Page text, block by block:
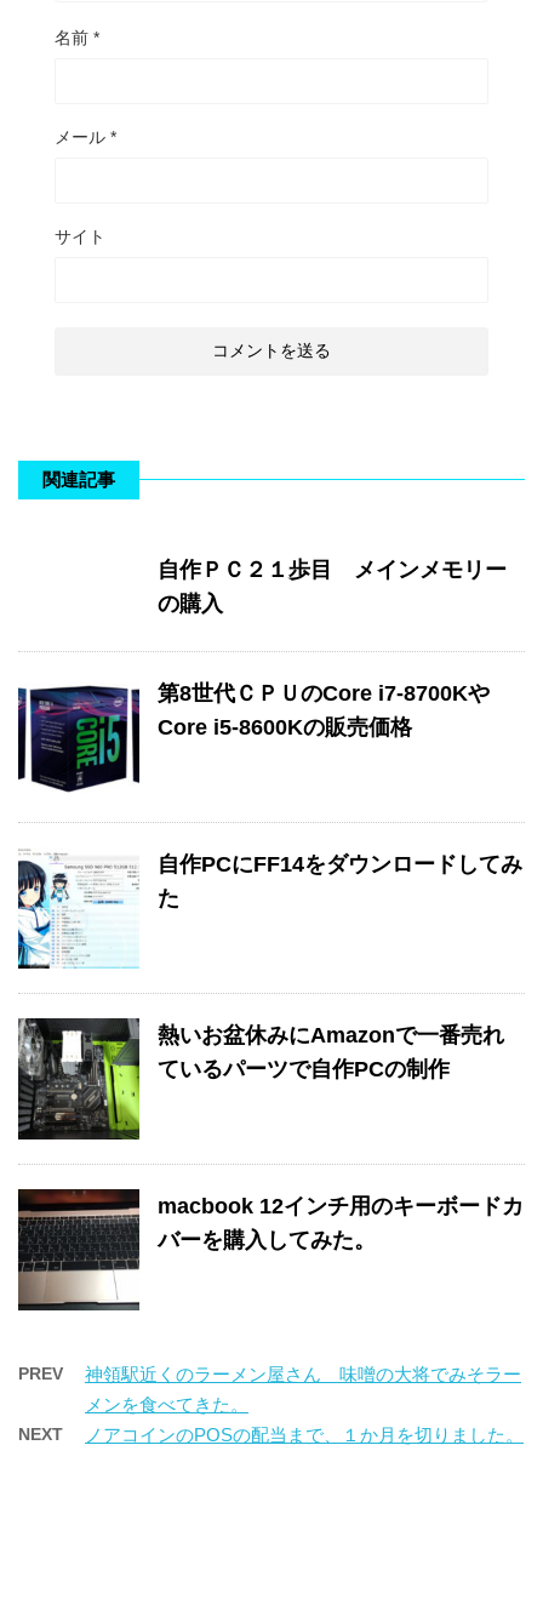
名前 *
メール *
サイト
関連記事
自作ＰＣ２１歩目 メインメモリー
の購入
第8世代ＣＰＵのCore i7-8700Kや
Core i5-8600Kの販売価格
自作PCにFF14をダウンロードしてみ
た
熱いお盆休みにAmazonで一番売れ
ているパーツで自作PCの制作
macbook 12インチ用のキーボードカ
バーを購入してみた。
PREV
神領駅近くのラーメン屋さん 味噌の大将でみそラー
メンを食べてきた。
NEXT ノアコインのPOSの配当まで、１か月を切りました。